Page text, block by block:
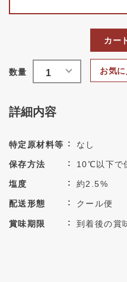
お気
カー
詳細内容
特定原材料等 なし
保存方法 10℃以下で
塩度 約2.5%
配送形態 クール便
賞味期限 到着後の賞